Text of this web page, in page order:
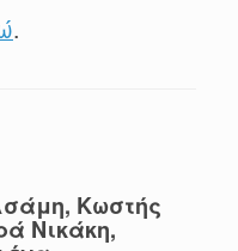
.
Κωστής
Νικάκη,